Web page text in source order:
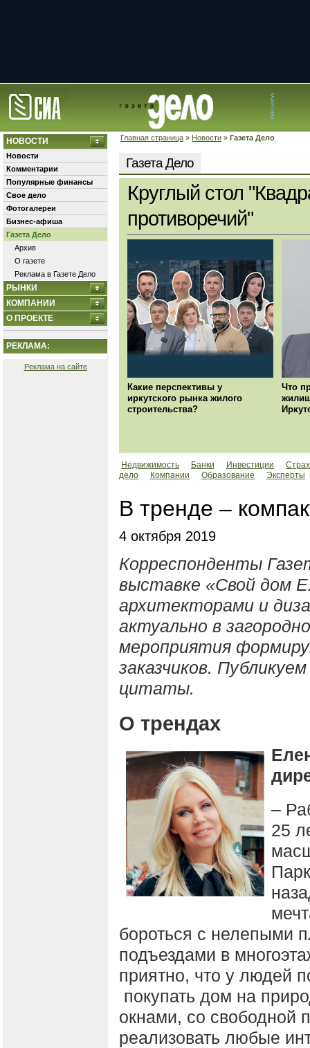
Главная страница » Новости » Газета Дело
НОВОСТИ
Новости
Комментарии
Популярные финансы
Свое дело
Фотогалереи
Бизнес-афиша
Газета Дело
Архив
О газете
Реклама в Газете Дело
РЫНКИ
КОМПАНИИ
О ПРОЕКТЕ
РЕКЛАМА:
Реклама на сайте
Газета Дело
Круглый стол
противоречий"
Какие перспективы у
иркутского рынка жилого
строительства?
Что
Недвижимость Банки Инвестиции
дело
Компании Образование Эксперты
В тренде –
4 октября 2019
Корреспонденты
выставке «Свой дом
архитекторами и
актуально в
мероприятия
заказчиков.
цитаты.
О трендах
–
25
бороться с нелепыми
подъездами в
приятно, что у людей
покупать дом на
окнами, со свободной
реализовать любые